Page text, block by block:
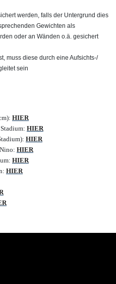
werden, falls der Untergrund dies
Gewichten als
oder an Wänden o.ä. gesichert
muss diese durch eine Aufsichts-/
sein
HIER
HIER
HIER
HIER
HIER
HIER